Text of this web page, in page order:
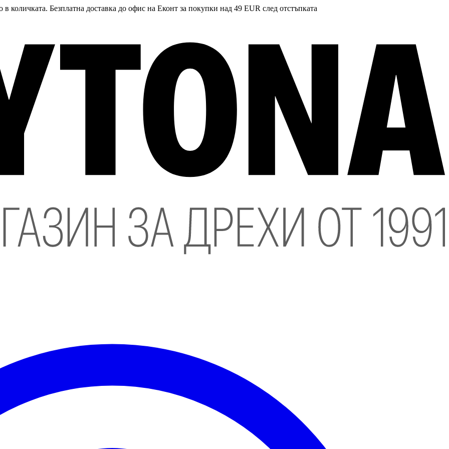
количката. Безплатна доставка до офис на Еконт за покупки над 49 EUR след отстъпката